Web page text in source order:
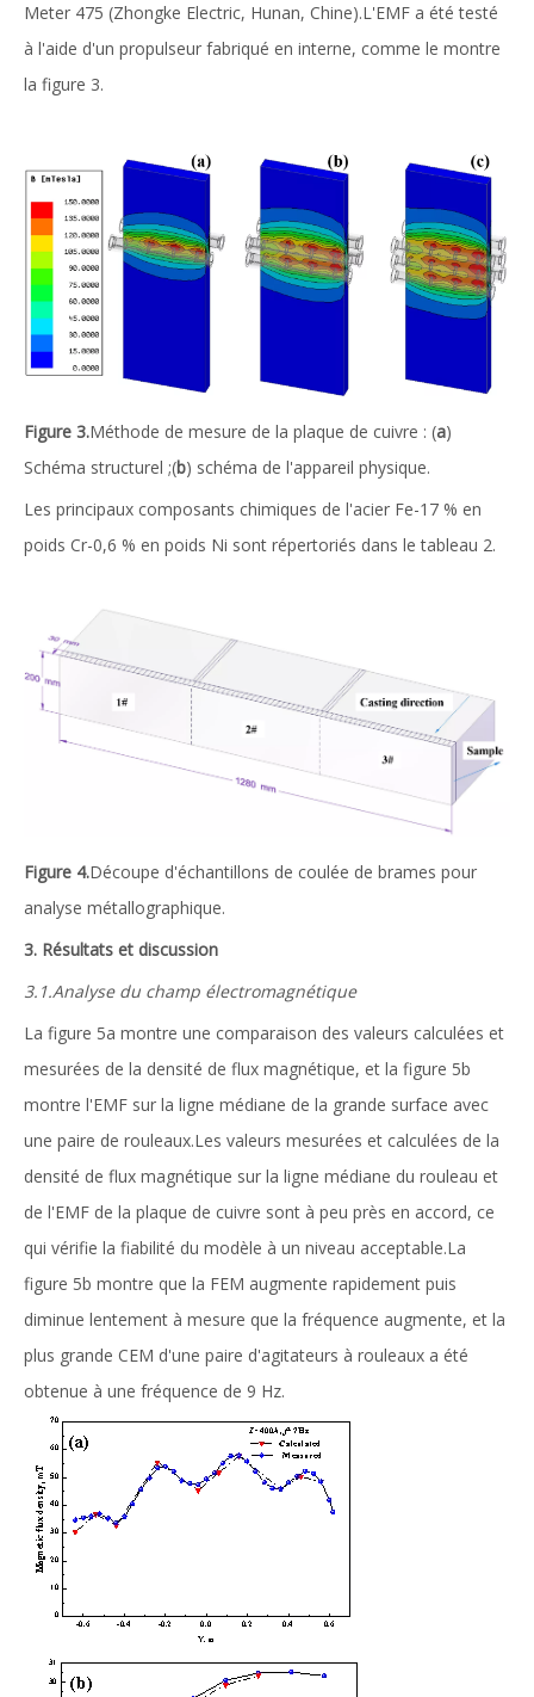
Meter 475 (Zhongke Electric, Hunan, Chine).L'EMF a été testé
à l'aide d'un propulseur fabriqué en interne, comme le montre
la figure 3.
Figure 3.Méthode de mesure de la plaque de cuivre : (a)
Schéma structurel ;(b) schéma de l'appareil physique.
Les principaux composants chimiques de l'acier Fe-17 % en
poids Cr-0,6 % en poids Ni sont répertoriés dans le tableau 2.
Figure 4.Découpe d'échantillons de coulée de brames pour
analyse métallographique.
3. Résultats et discussion
3.1.Analyse du champ électromagnétique
La figure 5a montre une comparaison des valeurs calculées et
mesurées de la densité de flux magnétique, et la figure 5b
montre l'EMF sur la ligne médiane de la grande surface avec
une paire de rouleaux.Les valeurs mesurées et calculées de la
densité de flux magnétique sur la ligne médiane du rouleau et
de l'EMF de la plaque de cuivre sont à peu près en accord, ce
qui vérifie la fiabilité du modèle à un niveau acceptable.La
figure 5b montre que la FEM augmente rapidement puis
diminue lentement à mesure que la fréquence augmente, et la
plus grande CEM d'une paire d'agitateurs à rouleaux a été
obtenue à une fréquence de 9 Hz.